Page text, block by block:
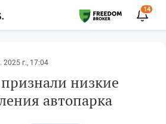
14
2025 г., 17:04
низкие
автопарка